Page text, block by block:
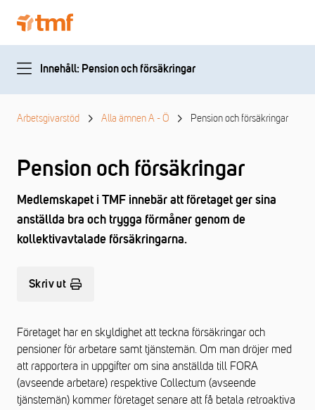
Innehåll: Pension och försäkringar
Arbetsgivarstöd Alla ämnen A - Ö Pension och försäkringar
Pension och försäkringar
Medlemskapet i TMF innebär att företaget ger sina
anställda bra och trygga förmåner genom de
kollektivavtalade försäkringarna.
Skriv ut
Företaget har en skyldighet att teckna försäkringar och
pensioner för arbetare samt tjänstemän. Om man dröjer med
att rapportera in uppgifter om sina anställda till FORA
(avseende arbetare) respektive Collectum (avseende
tjänstemän) kommer företaget senare att få betala retroaktiva